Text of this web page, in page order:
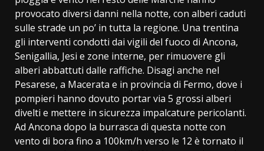
provocato diversi danni nella notte, con alberi caduti
sulle strade un po’ in tutta la regione. Una trentina
gli interventi condotti dai vigili del fuoco di Ancona,
Senigallia, Jesi e zone interne, per rimuovere gli
alberi abbattuti dalle raffiche. Disagi anche nel
Pesarese, a Macerata e in provincia di Fermo, dove i
pompieri hanno dovuto portar via 5 grossi alberi
divelti e mettere in sicurezza impalcature pericolanti.
Ad Ancona dopo la burrasca di questa notte con
vento di bora fino a 100km/h verso le 12 è tornato il